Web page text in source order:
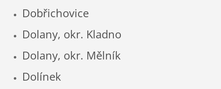
Dobřichovice
Dolany, okr. Kladno
Dolany, okr. Mělník
Dolínek